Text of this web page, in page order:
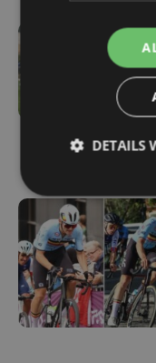
DETAILS